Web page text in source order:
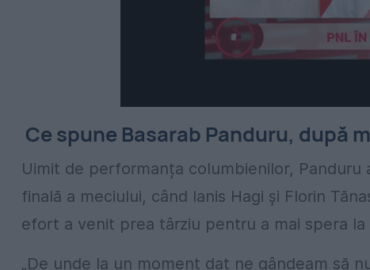
Ce spune Basarab Panduru, după
Uimit de performanța columbienilor, Panduru
finală a meciului, când Ianis Hagi și Florin
efort a venit prea târziu pentru a mai spera la
„De unde la un moment dat ne gândeam să